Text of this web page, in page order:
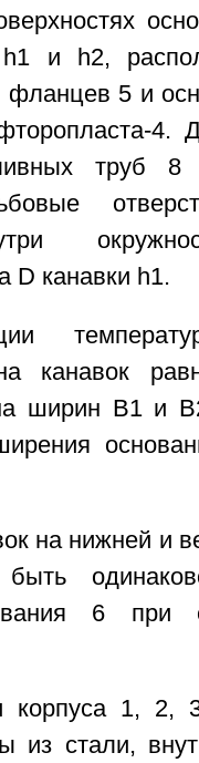
h1 и h2,
5 и
4.
труб 8
D канавки h1.
канавок
ширин В1 и
на нижней и
6 при
корпуса 1, 2,
из стали,